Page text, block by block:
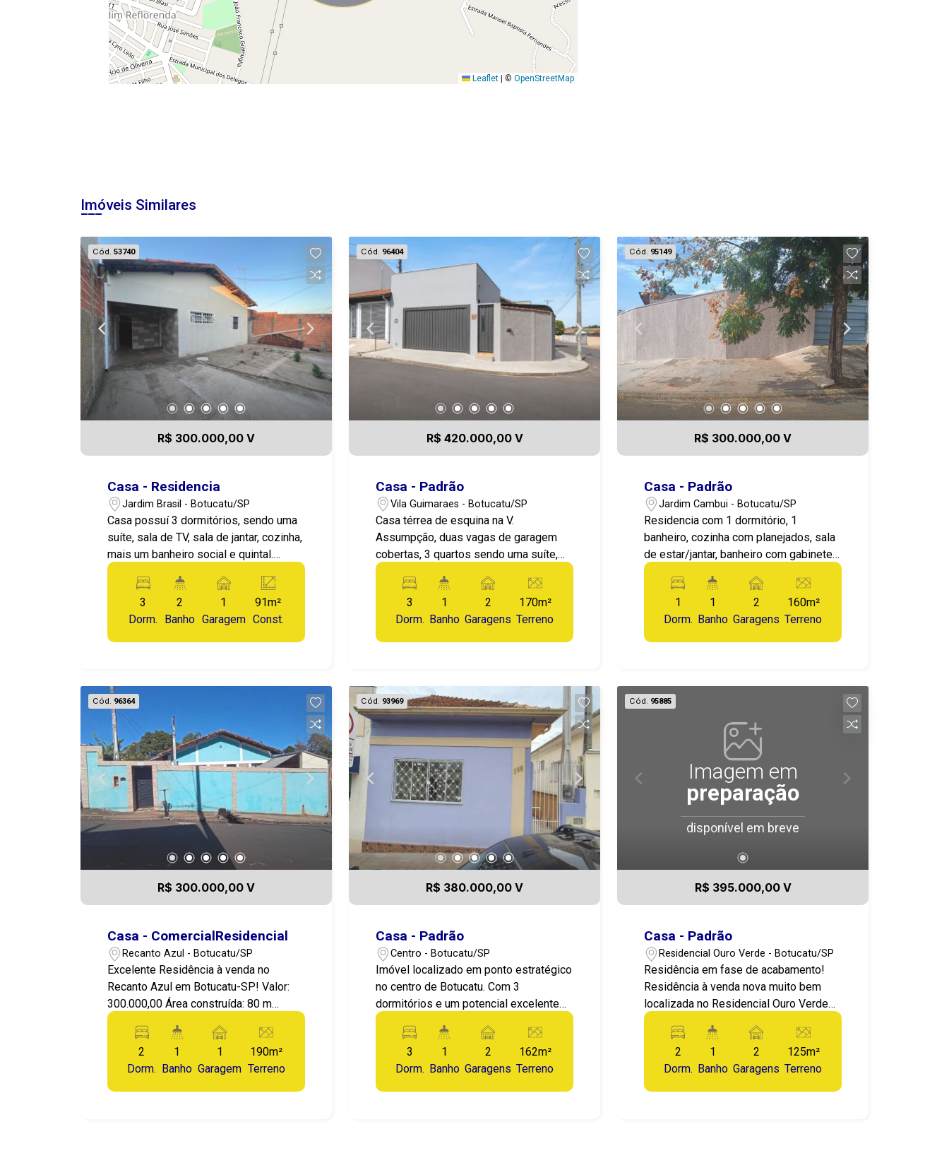
Leaflet © OpenStreetMap
Imóveis Similares
Cód. 53740
R$ 300.000,00 V
Casa - Residencia
Jardim Brasil - Botucatu/SP
Casa possuí 3 dormitórios, sendo uma
suíte, sala de TV, sala de jantar, cozinha,
mais um banheiro social e quintal.
distribuído em 400m² de terreno esse
imóvel ainda conta com churrasqueira e
edícula com 2 quartos e 1 banheiro.
3
Dorm.
2
Banho
1
Garagem
91m²
Const.
Cód. 96404
R$ 420.000,00 V
Casa - Padrão
Vila Guimaraes - Botucatu/SP
Casa térrea de esquina na V.
Assumpção, duas vagas de garagem
cobertas, 3 quartos sendo uma suíte,
copa, cozinha, área gourmet com
churrasqueira e lavanderia coberta
3
Dorm.
1
Banho
2
Garagens
170m²
Terreno
Cód. 95149
R$ 300.000,00 V
Casa - Padrão
Jardim Cambui - Botucatu/SP
Residencia com 1 dormitório, 1
banheiro, cozinha com planejados, sala
de estar/jantar, banheiro com gabinete,
espaço gourmet com churasqueira!
Muito bem construída, com estrutura
pronta para sobrado, e potencial de
ampliação!
1
Dorm.
1
Banho
2
Garagens
160m²
Terreno
Cód. 96364
R$ 300.000,00 V
Casa - ComercialResidencial
Recanto Azul - Botucatu/SP
Excelente Residência à venda no
Recanto Azul em Botucatu-SP! Valor:
300.000,00 Área construída: 80 m
Terreno: 150m² Apresentamos esta
ótima residência, muito bem construída,
localizada no Recanto Azul em
Botucatu-SP, uma região tranquila e
bem centralizada, perfeita para quem
2
Dorm.
1
Banho
1
Garagem
190m²
Terreno
Cód. 93969
R$ 380.000,00 V
Casa - Padrão
Centro - Botucatu/SP
Imóvel localizado em ponto estratégico
no centro de Botucatu. Com 3
dormitórios e um potencial excelente
para comercial
3
Dorm.
1
Banho
2
Garagens
162m²
Terreno
Cód. 95885
Imagem em
preparação
disponível em breve
R$ 395.000,00 V
Casa - Padrão
Residencial Ouro Verde - Botucatu/SP
Residência em fase de acabamento!
Residência à venda nova muito bem
localizada no Residencial Ouro Verde
na Cidade de Botucatu-SP!
Apresentamos esta ótima residência,
localizada no Residencial Ouro Verde
em Botucatu-SP! Bairro tranquilo, em
Ascenção, Com 2 dormitórios, sendo 1
2
Dorm.
1
Banho
2
Garagens
125m²
Terreno